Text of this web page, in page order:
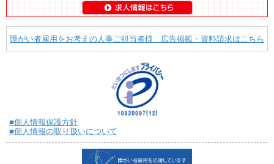
障がい者雇用をお考えの人事ご担当者様 広告掲載・資料請求はこちら
■個人情報保護方針
■個人情報の取り扱いについて